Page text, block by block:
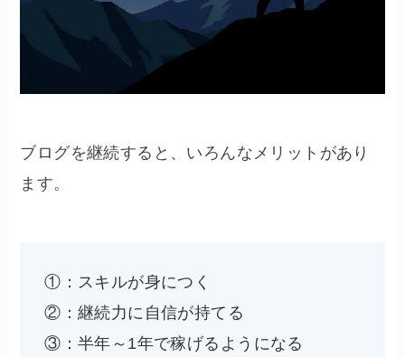
ブログを継続すると、いろんなメリットがあり
ます。
①：スキルが身につく
②：継続力に自信が持てる
③：半年～1年で稼げるようになる